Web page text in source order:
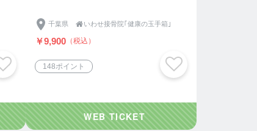
千葉県 いわせ接骨院｢健康の玉手箱｣
￥9,900 （税込）
148ポイント